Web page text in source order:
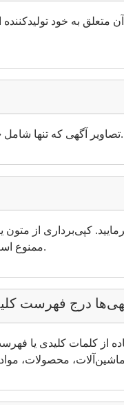
به خود تولیدکننده
تصاویر آگهی که تنها شامل «عکس به زودی» یا مشابه آن باشد مجاز نیستند.
کپی‌برداری از
ممنوع است و معمولاً فقط برای شما دردسر ایجاد می‌کند.
درج فهرست
از کلمات کلیدی یا